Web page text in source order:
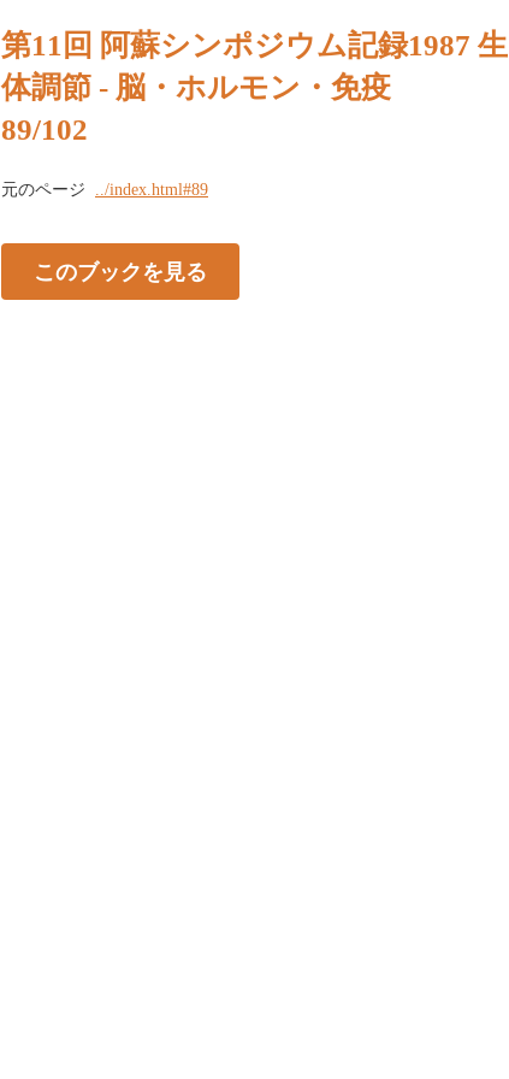
第11回 阿蘇シンポジウム記録1987 生
体調節 - 脳・ホルモン・免疫
89/102
元のページ ../index.html#89
このブックを見る